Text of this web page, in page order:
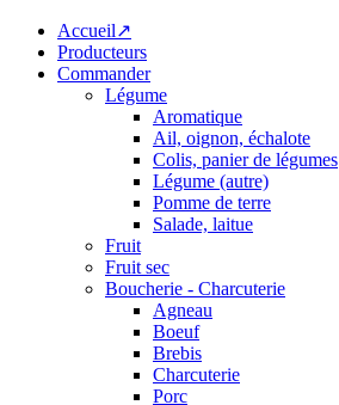
Accueil↗
Producteurs
Commander
Légume
Aromatique
Ail, oignon, échalote
Colis, panier de légumes
Légume (autre)
Pomme de terre
Salade, laitue
Fruit
Fruit sec
Boucherie - Charcuterie
Agneau
Boeuf
Brebis
Charcuterie
Porc